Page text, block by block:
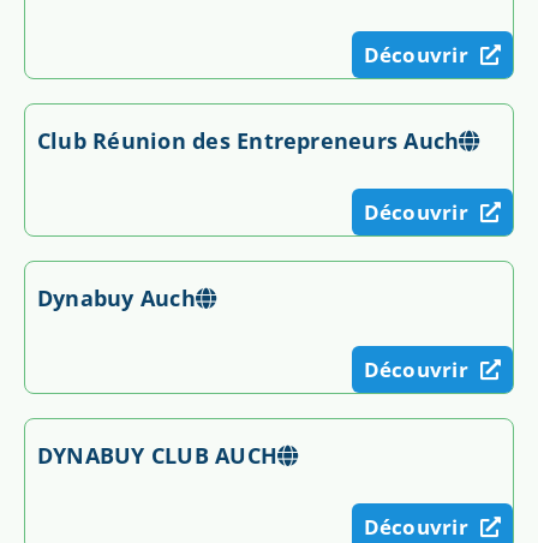
Découvrir
Club Réunion des Entrepreneurs Auch
Découvrir
Dynabuy Auch
Découvrir
DYNABUY CLUB AUCH
Découvrir